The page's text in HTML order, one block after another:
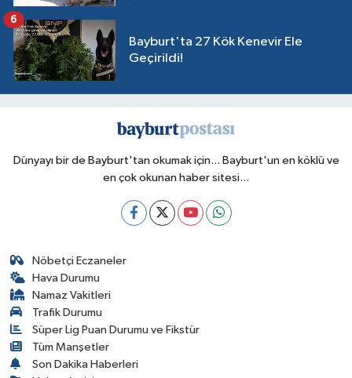
Bayburt'ta 27 Kök Kenevir Ele
Geçirildi!
6
Dünyayı bir de Bayburt'tan okumak için... Bayburt'un en köklü ve
en çok okunan haber sitesi...
Nöbetçi Eczaneler
Hava Durumu
Namaz Vakitleri
Trafik Durumu
Süper Lig Puan Durumu ve Fikstür
Tüm Manşetler
Son Dakika Haberleri